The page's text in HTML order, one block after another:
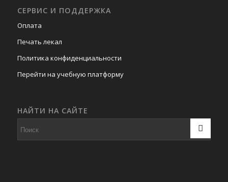
СЕРВИС И ПОДДЕРЖКА
Оплата
Печать лекал
Политика конфиденциальности
Перейти на учебную платформу
НАЙТИ НА САЙТЕ